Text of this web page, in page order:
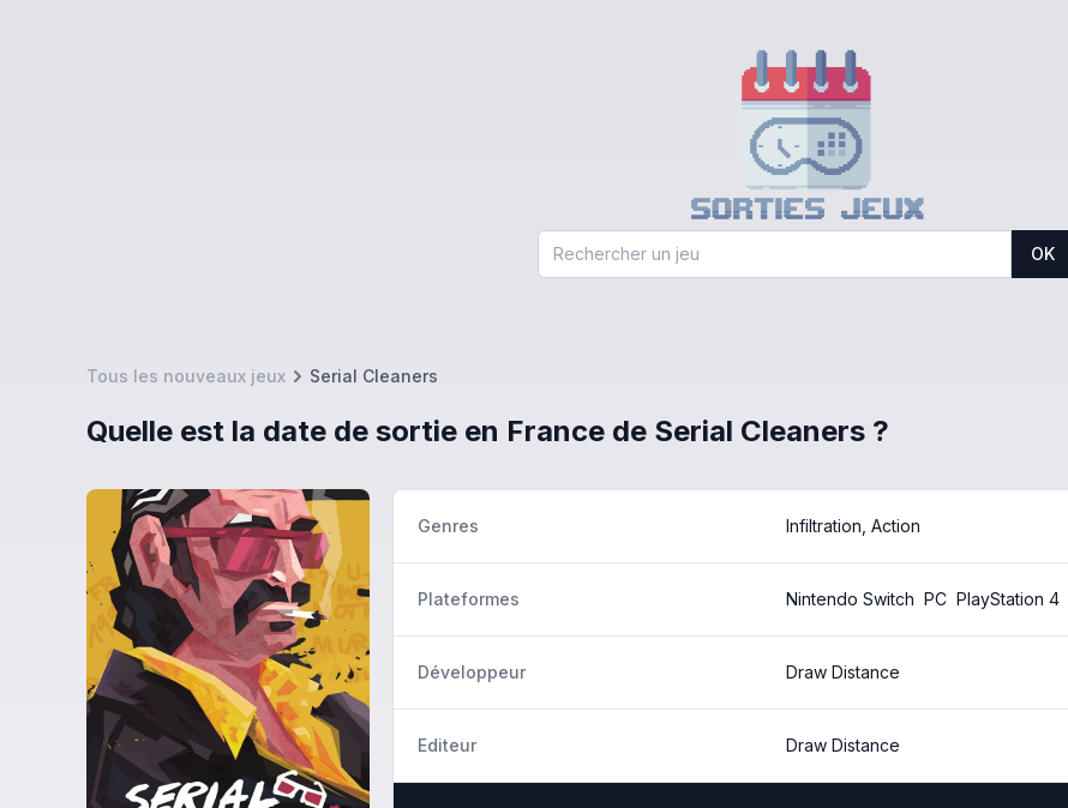
OK
Tous les nouveaux jeux Serial Cleaners
Quelle est la date de sortie en France de Serial Cleaners ?
Genres Infiltration, Action
Plateformes Nintendo Switch PC PlayStation 4
Développeur Draw Distance
Editeur Draw Distance